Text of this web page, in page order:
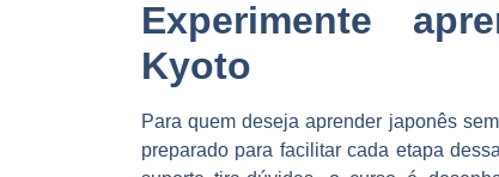
Experimente
Kyoto
Para quem deseja aprender japonês
preparado para facilitar cada etapa